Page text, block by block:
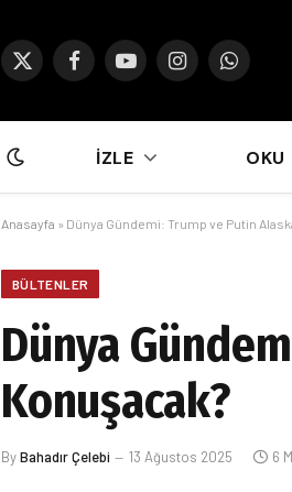
X
FacebookYouTubeInstagram
İZLE OKU
Anasayfa » Dünya Gündemi: Trump ve Putin
BÜLTENLER
Dünya
Konuşacak?
ByBahadır Çelebi 13 Ağustos 2025 6